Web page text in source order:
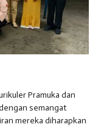
Pramuka dan
semangat
mereka diharapkan